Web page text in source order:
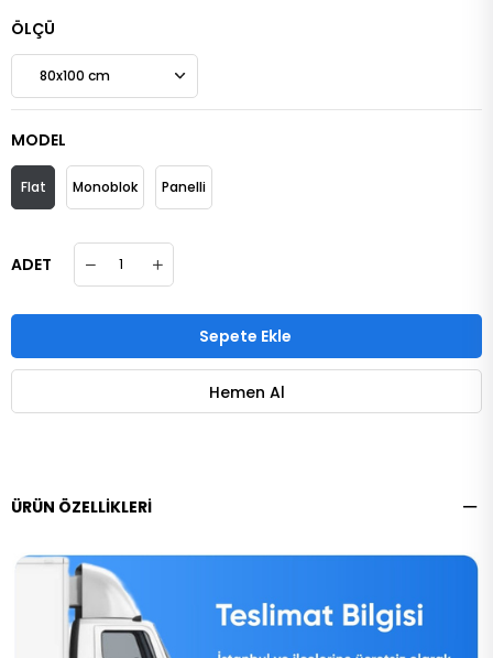
ÖLÇÜ
MODEL
Flat Monoblok Panelli
ADET
ÜRÜN ÖZELLIKLERI